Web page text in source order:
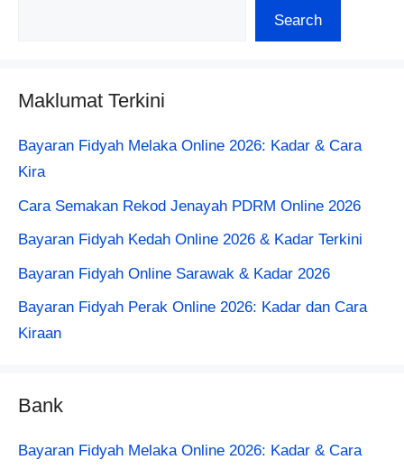
Search
Maklumat Terkini
Bayaran Fidyah Melaka Online 2026: Kadar & Cara
Kira
Cara Semakan Rekod Jenayah PDRM Online 2026
Bayaran Fidyah Kedah Online 2026 & Kadar Terkini
Bayaran Fidyah Online Sarawak & Kadar 2026
Bayaran Fidyah Perak Online 2026: Kadar dan Cara
Kiraan
Bank
Bayaran Fidyah Melaka Online 2026: Kadar & Cara